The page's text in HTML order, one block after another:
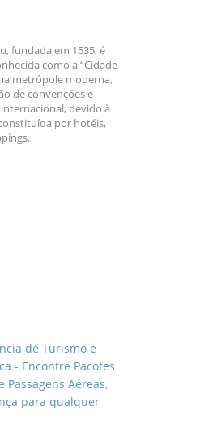
fundada em 1535, é
como a “Cidade
metrópole moderna,
de convenções e
devido à
por hotéis,